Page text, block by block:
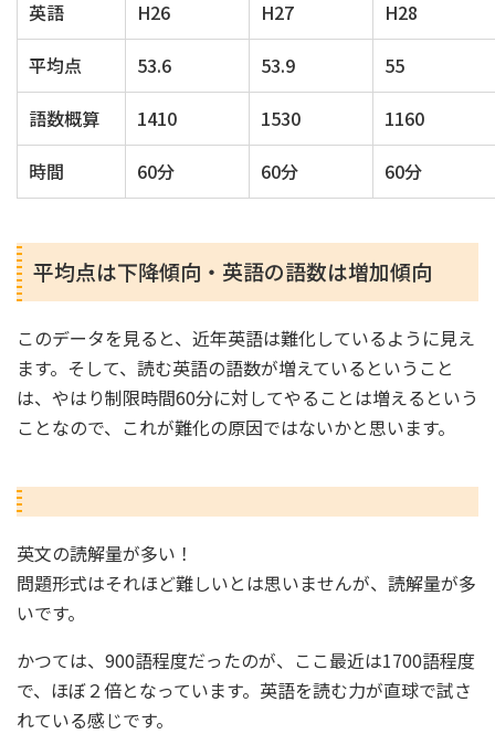
英語 H26 H27
H28
平均点
53.6 53.9
55
語数概算
1410 1530
1160
時間
60分 60分 60分
平均点は下降傾向・英語の語数は増加傾向
このデータを見ると、近年英語は難化しているように見え
ます。そして、読む英語の語数が増えているということ
は、やはり制限時間60分に対してやることは増えるという
ことなので、これが難化の原因ではないかと思います。
英文の読解量が多い！
問題形式はそれほど難しいとは思いませんが、読解量が多
いです。
かつては、900語程度だったのが、ここ最近は1700語程度
で、ほぼ２倍となっています。英語を読む力が直球で試さ
れている感じです。